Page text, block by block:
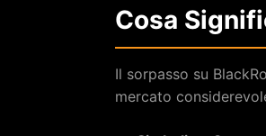
Cosa
Il sorpasso su
mercato